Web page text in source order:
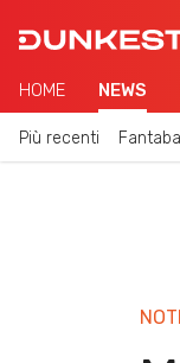
HOME NEWS
Più recenti